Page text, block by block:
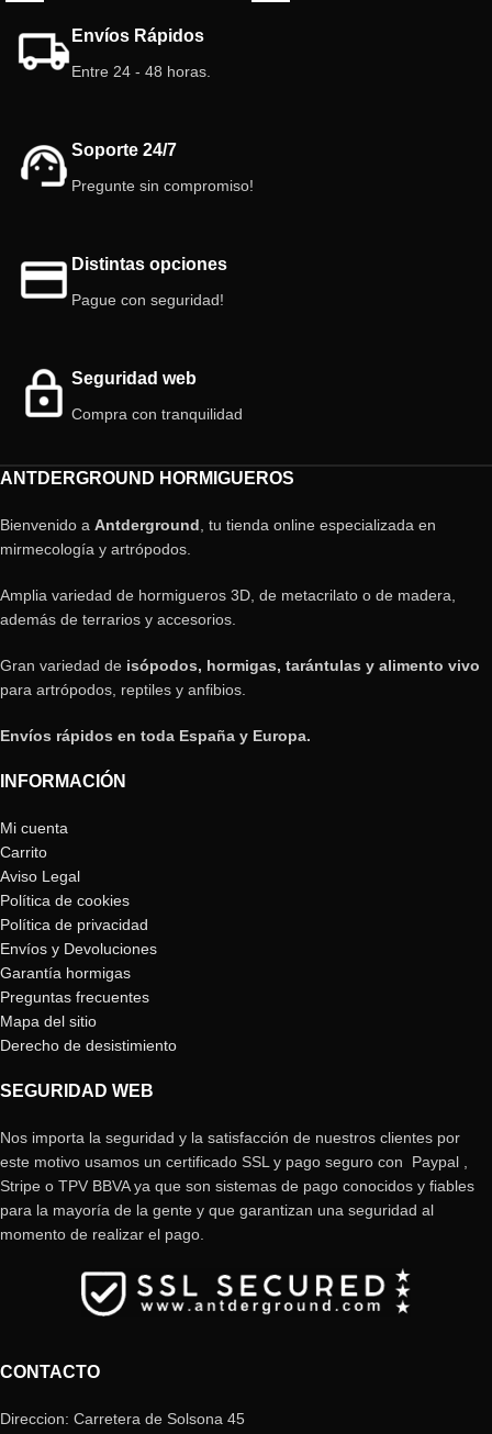
reptiles y anfibios. ¡Opta por lo mejor
para tus mascotas!!
Envíos Rápidos
Entre 24 - 48 horas.
Soporte 24/7
Pregunte sin compromiso!
Distintas opciones
Pague con seguridad!
Seguridad web
Compra con tranquilidad
ANTDERGROUND HORMIGUEROS
Bienvenido a Antderground , tu tienda online especializada en
mirmecología y artrópodos.
Amplia variedad de hormigueros 3D, de metacrilato o de madera,
además de terrarios y accesorios.
Gran variedad de isópodos, hormigas, tarántulas y alimento vivo
para artrópodos, reptiles y anfibios.
Envíos rápidos en toda España y Europa.
INFORMACIÓN
Mi cuenta
Carrito
Aviso Legal
Política de cookies
Política de privacidad
Envíos y Devoluciones
Garantía hormigas
Preguntas frecuentes
Mapa del sitio
Derecho de desistimiento
SEGURIDAD WEB
Nos importa la seguridad y la satisfacción de nuestros clientes por
este motivo usamos un certificado SSL y pago seguro con Paypal ,
Stripe o TPV BBVA ya que son sistemas de pago conocidos y fiables
para la mayoría de la gente y que garantizan una seguridad al
momento de realizar el pago.
CONTACTO
Direccion: Carretera de Solsona 45